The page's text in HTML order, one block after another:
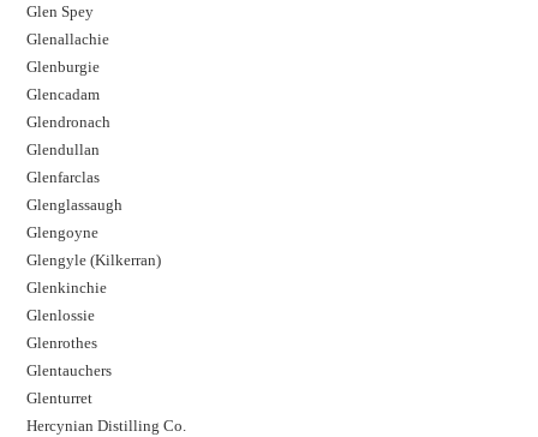
Glen Spey
Glenallachie
Glenburgie
Glencadam
Glendronach
Glendullan
Glenfarclas
Glenglassaugh
Glengoyne
Glengyle (Kilkerran)
Glenkinchie
Glenlossie
Glenrothes
Glentauchers
Glenturret
Hercynian Distilling Co.